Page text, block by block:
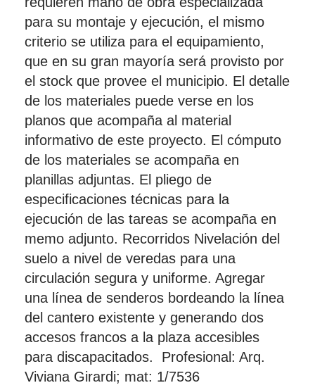
para su montaje y ejecución, el mismo
criterio se utiliza para el equipamiento,
que en su gran mayoría será provisto por
el stock que provee el municipio. El detalle
de los materiales puede verse en los
planos que acompaña al material
informativo de este proyecto. El cómputo
de los materiales se acompaña en
planillas adjuntas. El pliego de
especificaciones técnicas para la
ejecución de las tareas se acompaña en
memo adjunto. Recorridos Nivelación del
suelo a nivel de veredas para una
circulación segura y uniforme. Agregar
una línea de senderos bordeando la línea
del cantero existente y generando dos
accesos francos a la plaza accesibles
para discapacitados. Profesional: Arq.
Viviana Girardi; mat: 1/7536